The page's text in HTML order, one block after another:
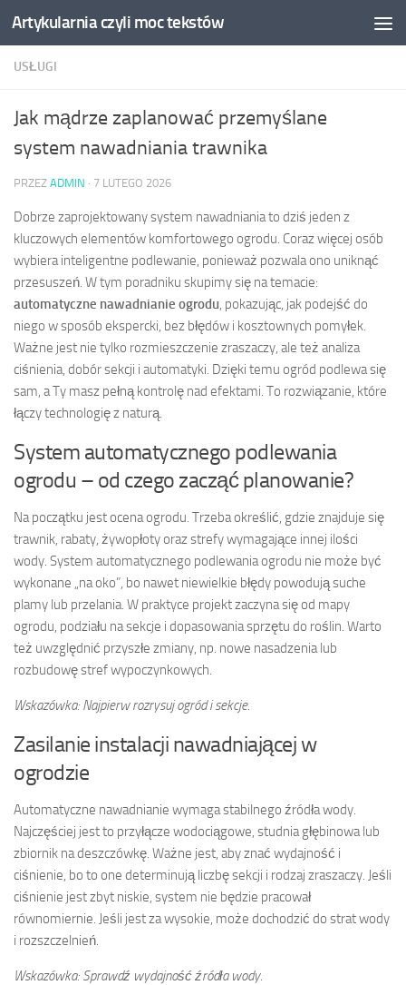
Skip to content
Artykularnia czyli moc tekstów
USŁUGI
Jak mądrze zaplanować przemyślane
system nawadniania trawnika
PRZEZ ADMIN · 7 LUTEGO 2026
Dobrze zaprojektowany system nawadniania to dziś jeden z
kluczowych elementów komfortowego ogrodu. Coraz więcej osób
wybiera inteligentne podlewanie, ponieważ pozwala ono uniknąć
przesuszeń. W tym poradniku skupimy się na temacie:
automatyczne nawadnianie ogrodu, pokazując, jak podejść do
niego w sposób ekspercki, bez błędów i kosztownych pomyłek.
Ważne jest nie tylko rozmieszczenie zraszaczy, ale też analiza
ciśnienia, dobór sekcji i automatyki. Dzięki temu ogród podlewa się
sam, a Ty masz pełną kontrolę nad efektami. To rozwiązanie, które
łączy technologię z naturą.
System automatycznego podlewania
ogrodu – od czego zacząć planowanie?
Na początku jest ocena ogrodu. Trzeba określić, gdzie znajduje się
trawnik, rabaty, żywopłoty oraz strefy wymagające innej ilości
wody. System automatycznego podlewania ogrodu nie może być
wykonane „na oko”, bo nawet niewielkie błędy powodują suche
plamy lub przelania. W praktyce projekt zaczyna się od mapy
ogrodu, podziału na sekcje i dopasowania sprzętu do roślin. Warto
też uwzględnić przyszłe zmiany, np. nowe nasadzenia lub
rozbudowę stref wypoczynkowych.
Wskazówka: Najpierw rozrysuj ogród i sekcje.
Zasilanie instalacji nawadniającej w
ogrodzie
Automatyczne nawadnianie wymaga stabilnego źródła wody.
Najczęściej jest to przyłącze wodociągowe, studnia głębinowa lub
zbiornik na deszczówkę. Ważne jest, aby znać wydajność i
ciśnienie, bo to one determinują liczbę sekcji i rodzaj zraszaczy. Jeśli
ciśnienie jest zbyt niskie, system nie będzie pracował
równomiernie. Jeśli jest za wysokie, może dochodzić do strat wody
i rozszczelnień.
Wskazówka: Sprawdź wydajność źródła wody.